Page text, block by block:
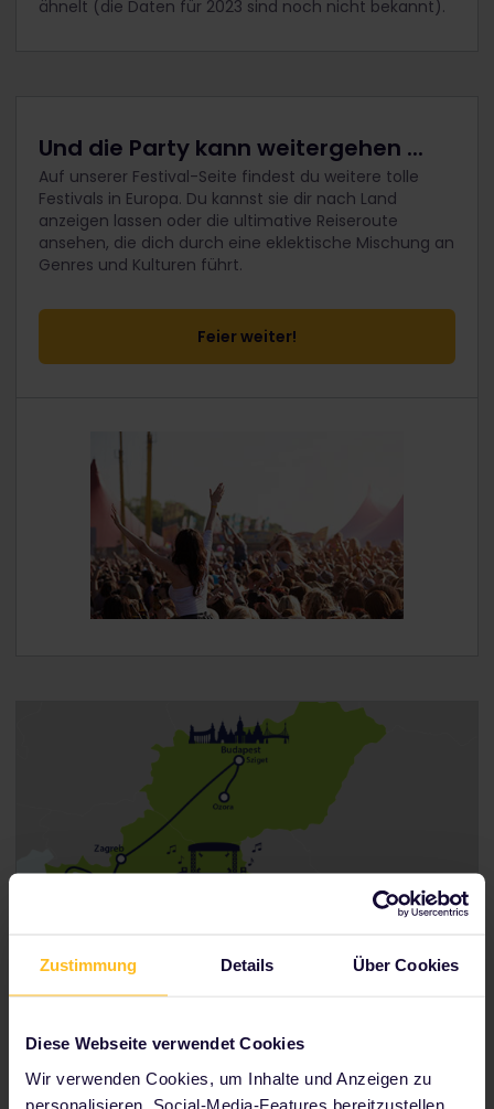
Zustimmung Details Über Cookies
Diese Webseite verwendet Cookies
Wir verwenden Cookies, um Inhalte und Anzeigen zu
personalisieren, Social-Media-Features bereitzustellen
ähnelt (die Daten für 2023 sind noch nicht bekannt).
Und die Party kann weitergehen ...
Auf unserer Festival-Seite findest du weitere tolle
Festivals in Europa. Du kannst sie dir nach Land
anzeigen lassen oder die ultimative Reiseroute
ansehen, die dich durch eine eklektische Mischung an
Genres und Kulturen führt.
Feier weiter!
Kroatien - Ungarn - Kroatien
Ultra (7.–9. Juli) - Ozora (31. Juli–6. August) -